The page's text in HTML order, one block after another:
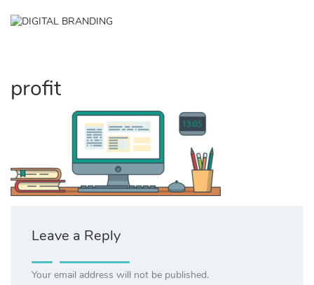
profit
Leave a Reply
Your email address will not be published.